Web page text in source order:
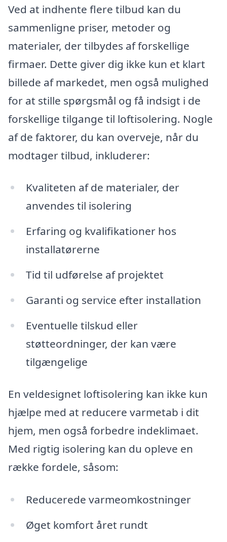
Ved at indhente flere tilbud kan du
sammenligne priser, metoder og
materialer, der tilbydes af forskellige
firmaer. Dette giver dig ikke kun et klart
billede af markedet, men også mulighed
for at stille spørgsmål og få indsigt i de
forskellige tilgange til loftisolering. Nogle
af de faktorer, du kan overveje, når du
modtager tilbud, inkluderer:
Kvaliteten af de materialer, der
anvendes til isolering
Erfaring og kvalifikationer hos
installatørerne
Tid til udførelse af projektet
Garanti og service efter installation
Eventuelle tilskud eller
støtteordninger, der kan være
tilgængelige
En veldesignet loftisolering kan ikke kun
hjælpe med at reducere varmetab i dit
hjem, men også forbedre indeklimaet.
Med rigtig isolering kan du opleve en
række fordele, såsom:
Reducerede varmeomkostninger
Øget komfort året rundt